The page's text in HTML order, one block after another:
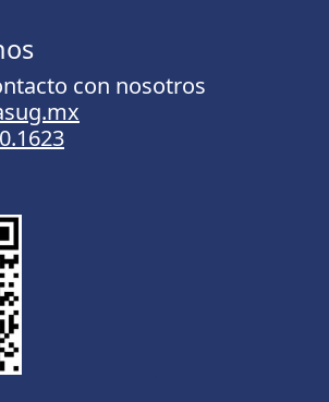
con nosotros